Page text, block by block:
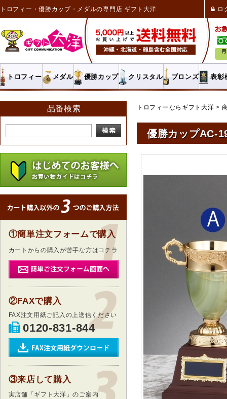
トロフィー・優勝カップ・メダルの専門店 ギフト大洋 ロ
トロフィー メダル 優勝カップ クリスタル ブロンズ 表彰
トロフィーならギフト大洋
優勝カップAC-
品番検索
①簡単注文フォームで購入
カートからの購入が苦手な方はコチラ
②FAXで購入
FAX注文用紙ご記入の上送信ください
0120-831-844
③来店して購入
実店舗「ギフト大洋」のご案内